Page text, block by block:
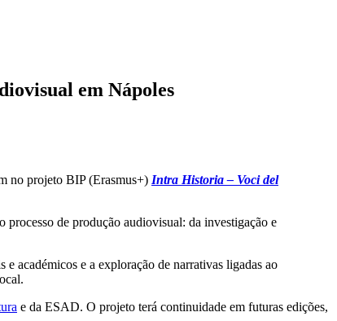
em Nápoles
no projeto BIP (Erasmus+) Intra Historia – Voci del
processo de produção audiovisual: da investigação e
académicos e a exploração de narrativas ligadas ao
e da ESAD. O projeto terá continuidade em futuras edições,